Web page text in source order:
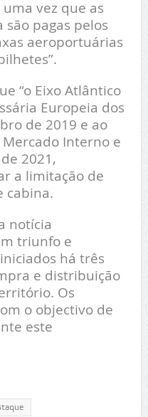
vez que as
são pagas pelos
aeroportuárias
“o Eixo Atlântico
Europeia dos
de 2019 e ao
Interno e
2021,
a limitação de
cabina.
notícia
triunfo e
há três
e distribuição
Os
o objectivo de
este